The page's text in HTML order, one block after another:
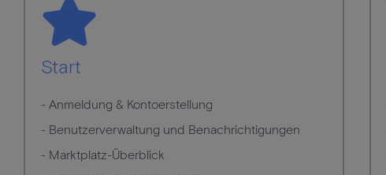
Start
- Anmeldung & Kontoerstellung
- Benutzerverwaltung und Benachrichtigungen
- Marktplatz-Überblick